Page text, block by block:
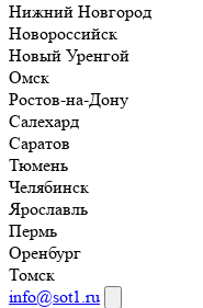
Нижний Новгород
Новороссийск
Новый Уренгой
Омск
Ростов-на-Дону
Салехард
Саратов
Тюмень
Челябинск
Ярославль
Пермь
Оренбург
Томск
info@sot1.ru